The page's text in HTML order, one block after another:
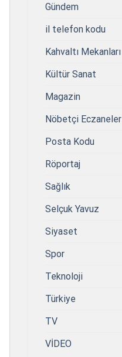
Gündem
il telefon kodu
Kahvaltı Mekanları
Kültür Sanat
Magazin
Nöbetçi Eczaneler
Posta Kodu
Röportaj
Sağlık
Selçuk Yavuz
Siyaset
Spor
Teknoloji
Türkiye
TV
VİDEO